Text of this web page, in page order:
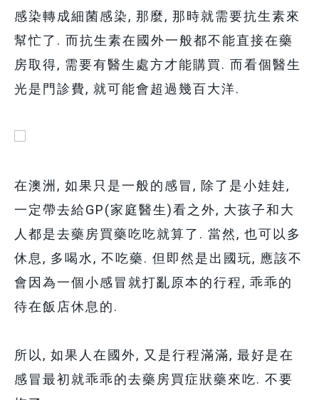
感染轉成細菌感染, 那麼, 那時就需要抗生素來
幫忙了. 而抗生素在國外一般都不能直接在藥
房取得, 需要有醫生處方才能購買. 而看個醫生
光是門診費, 就可能會超過幾百大洋.
在澳洲, 如果只是一般的感冒, 除了是小娃娃,
一定帶去給GP(家庭醫生)看之外, 大孩子和大
人都是去藥房買藥吃吃就算了. 當然, 也可以多
休息, 多喝水, 不吃藥. 但即然是出國玩, 應該不
會因為一個小感冒就打亂原本的行程, 乖乖的
待在飯店休息的.
所以, 如果人在國外, 又是行程滿滿, 最好是在
感冒最初就乖乖的去藥房買症狀藥來吃. 不要